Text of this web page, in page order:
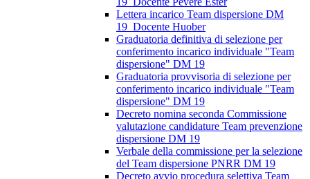
Lettera incarico Team dispersione DM
19_Docente Huober
Graduatoria definitiva di selezione per
conferimento incarico individuale "Team
dispersione" DM 19
Graduatoria provvisoria di selezione per
conferimento incarico individuale "Team
dispersione" DM 19
Decreto nomina seconda Commissione
valutazione candidature Team prevenzione
dispersione DM 19
Verbale della commissione per la selezione
del Team dispersione PNRR DM 19
Decreto avvio procedura selettiva Team